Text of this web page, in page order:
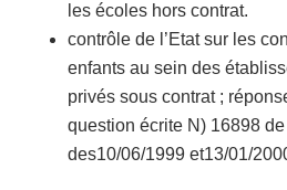
les écoles hors contrat.
contrôle de l’Etat sur les
enfants au sein des
privés sous contrat ;
question écrite N) 16898
des10/06/1999 et13/01/